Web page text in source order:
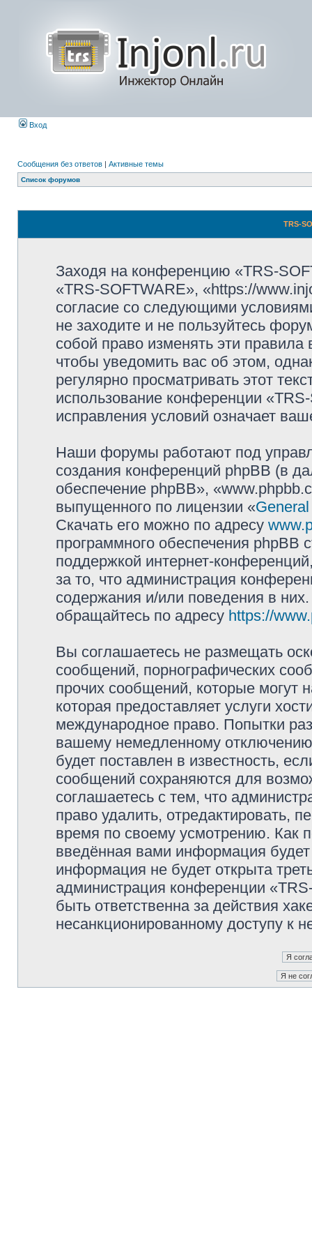
Вход
Сообщения без ответов | Активные темы
Список форумов
TRS-
Заходя на конференцию «TRS-
«TRS-SOFTWARE», «https://
согласие со следующими
не заходите и не пользуйтесь
собой право изменять эти
чтобы уведомить вас об этом,
регулярно просматривать этот
использование конференции
исправления условий означает
Наши форумы работают под
создания конференций phpBB (в
обеспечение phpBB»,
выпущенного по лицензии «
Скачать его можно по адресу
программного обеспечения phpBB
поддержкой интернет-
за то, что администрация
содержания и/или поведения в
обращайтесь по адресу https://
Вы соглашаетесь не размещать
сообщений, порнографических
прочих сообщений, которые могут
которая предоставляет услуги
международное право. Попытки
вашему немедленному
будет поставлен в известность,
сообщений сохраняются для
соглашаетесь с тем, что
право удалить, отредактировать,
время по своему усмотрению. Как
введённая вами информация
информация не будет открыта
администрация конференции
быть ответственна за действия
несанкционированному доступу к